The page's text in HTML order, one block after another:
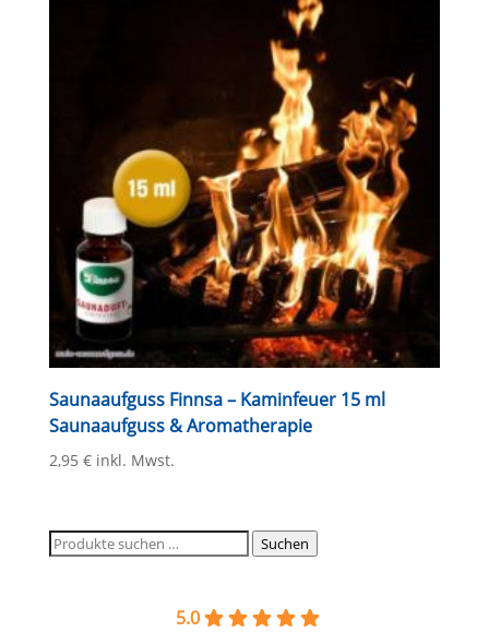
Saunaaufguss Finnsa – Kaminfeuer 15 ml
Saunaaufguss & Aromatherapie
2,95 € inkl. Mwst.
Suchen
nach:
Suchen
5.0